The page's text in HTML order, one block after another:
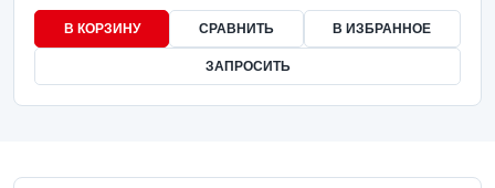
В КОРЗИНУ СРАВНИТЬ В ИЗБРАННОЕ
ЗАПРОСИТЬ